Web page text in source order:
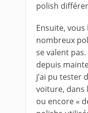
polish
Ensuite, vous
nombreux
se valent
depuis
j’ai pu tester
voiture, dans
ou encore «